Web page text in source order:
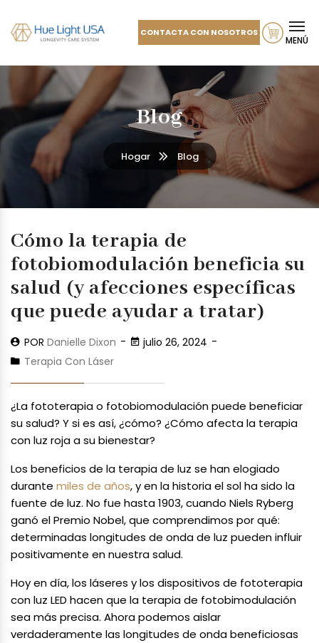
CONTACTA CON NOSOTROS
MENÚ
Blog
Hogar Blog
Cómo la terapia de
fotobiomodulación beneficia su
salud (y afecciones específicas
que puede ayudar a tratar)
POR Danielle Dixon
julio 26, 2024
Terapia Con Láser
¿La fototerapia o fotobiomodulación puede beneficiar
su salud? Y si es así, ¿cómo? ¿Cómo afecta la terapia
con luz roja a su bienestar?
Los beneficios de la terapia de luz se han elogiado
durante miles de años, y en la historia el sol ha sido la
fuente de luz. No fue hasta 1903, cuando Niels Ryberg
ganó el Premio Nobel, que comprendimos por qué:
determinadas longitudes de onda de luz pueden influir
positivamente en nuestra salud.
Hoy en día, los láseres y los dispositivos de fototerapia
con luz LED hacen que la terapia de fotobimodulación
sea más precisa. Ahora podemos aislar
verdaderamente las longitudes de onda beneficiosas